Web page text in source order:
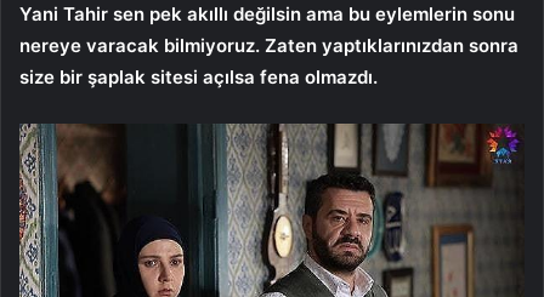
Yani Tahir sen pek akıllı değilsin ama bu eylemlerin sonu
nereye varacak bilmiyoruz. Zaten yaptıklarınızdan sonra
size bir şaplak sitesi açılsa fena olmazdı.